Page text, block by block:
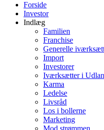
Forside
Investor
Indlæg
Familien
Franchise
Generelle
Import
Investorer
Iværksætter i
Karma
Ledelse
Livsråd
Los i bollerne
Marketing
Mod strømmen